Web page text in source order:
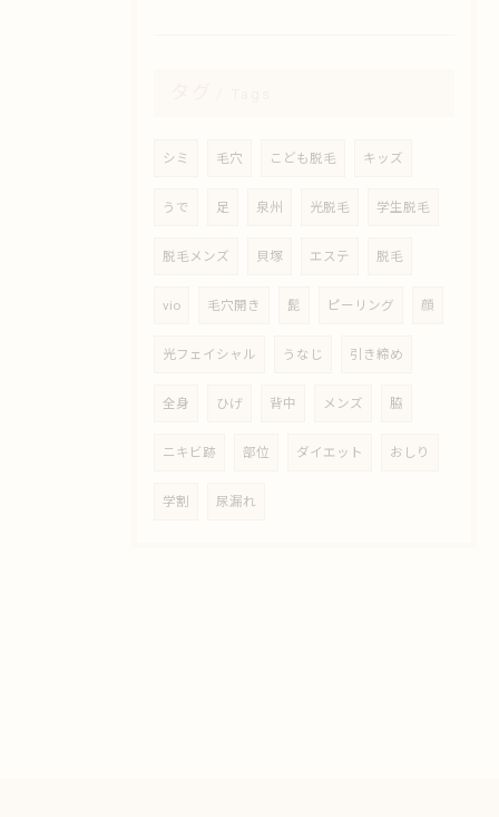
シミ 毛穴 こども脱毛 キッズ
うで 足 泉州 光脱毛 学生脱毛
脱毛メンズ 貝塚 エステ 脱毛
vio 毛穴開き 髭 ピーリング 顔
光フェイシャル うなじ 引き締め
全身 ひげ 背中 メンズ 脇
ニキビ跡 部位 ダイエット おしり
学割 尿漏れ